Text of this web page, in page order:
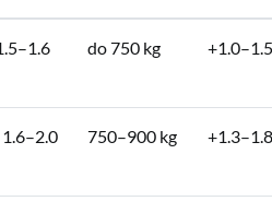
do 750 kg
750–900 kg